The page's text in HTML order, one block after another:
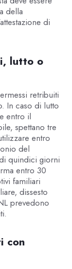
della
di
lutto o
retribuiti
In caso di lutto
entro il
spettano tre
entro
del
quindici giorni
entro 30
familiari
dissesto
prevedono
con